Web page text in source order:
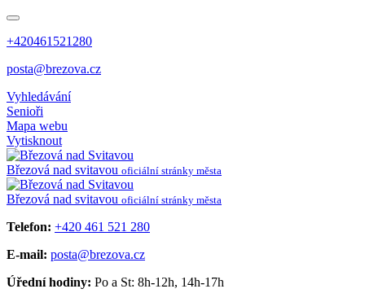
+420461521280
posta@brezova.cz
Vyhledávání
Senioři
Mapa webu
Vytisknout
Březová nad svitavou oficiální stránky města
Březová nad svitavou oficiální stránky města
Telefon: +420 461 521 280
E-mail: posta@brezova.cz
Úřední hodiny: Po a St: 8h-12h, 14h-17h